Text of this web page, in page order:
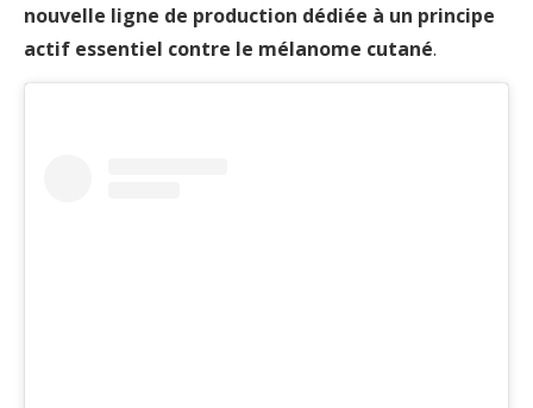
nouvelle ligne de production dédiée à un principe
actif essentiel contre le mélanome cutané.